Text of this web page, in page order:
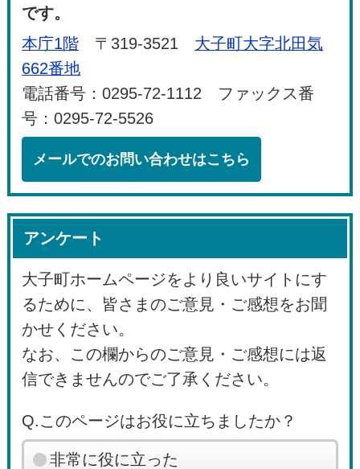
です。
本庁1階 〒319-3521 大子町大字北田気
662番地
電話番号：0295-72-1112 ファックス番
号：0295-72-5526
メールでのお問い合わせはこちら
アンケート
大子町ホームページをより良いサイトにす
るために、皆さまのご意見・ご感想をお聞
かせください。
なお、この欄からのご意見・ご感想には返
信できませんのでご了承ください。
Q.このページはお役に立ちましたか？
非常に役に立った